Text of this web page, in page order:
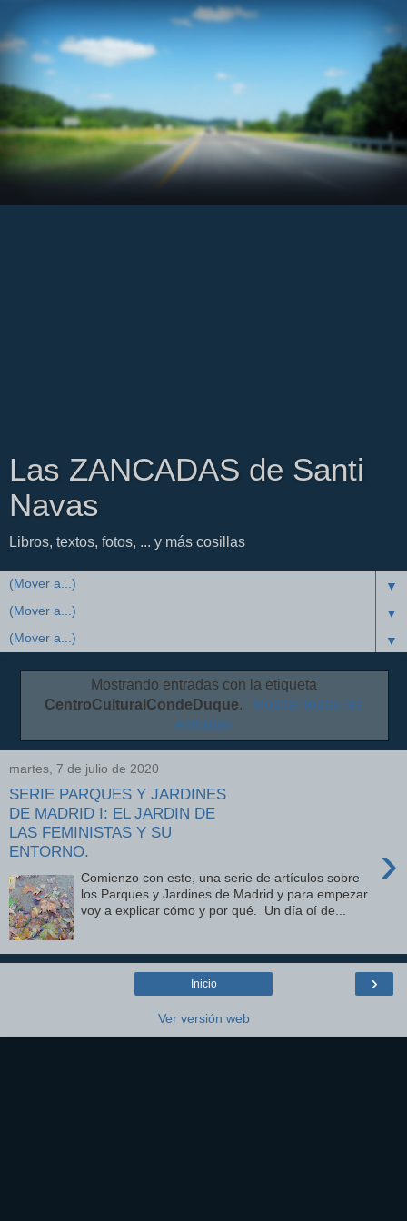
Las ZANCADAS de Santi
Navas
Libros, textos, fotos, ... y más cosillas
▼
▼
▼
Mostrando entradas con la etiqueta
CentroCulturalCondeDuque.
Mostrar todas las
entradas
martes, 7 de julio de 2020
SERIE PARQUES Y JARDINES
DE MADRID I: EL JARDIN DE
LAS FEMINISTAS Y SU
ENTORNO.
›
Comienzo con este, una serie de artículos sobre
los Parques y Jardines de Madrid y para empezar
voy a explicar cómo y por qué. Un día oí de...
›
Inicio
Ver versión web